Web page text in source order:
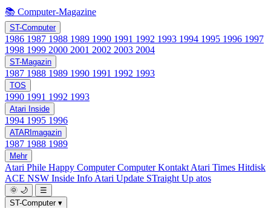
📚 Computer-Magazine
ST-Computer
1986 1987 1988 1989 1990 1991 1992 1993 1994 1995 1996 1997
1998 1999 2000 2001 2002 2003 2004
ST-Magazin
1987 1988 1989 1990 1991 1992 1993
TOS
1990 1991 1992 1993
Atari Inside
1994 1995 1996
ATARImagazin
1987 1988 1989
Mehr
Atari Phile Happy ComputerComputer Kontakt Atari Times Hitdisk
ACE NSW Inside Info Atari Update STraight Up atos
🌞 🌙
☰
ST-Computer ▾